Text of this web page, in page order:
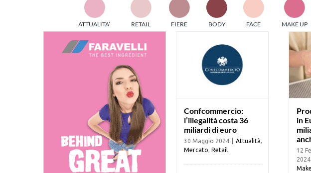
TESPI MEDIAGROUP
ed editrici specializzate
particolare, attraverso
informazione che
technology, entertainment
Stay tuned!
ATTUALITA’ RETAIL FIERE BODY FACE MAKE UP
Confcommercio:
l’illegalità costa 36
miliardi di euro
Confcommercio:
l’illegalità costa 36
miliardi di euro
30 Maggio 2024 Attualità
Mercato Retail
in
12
2024